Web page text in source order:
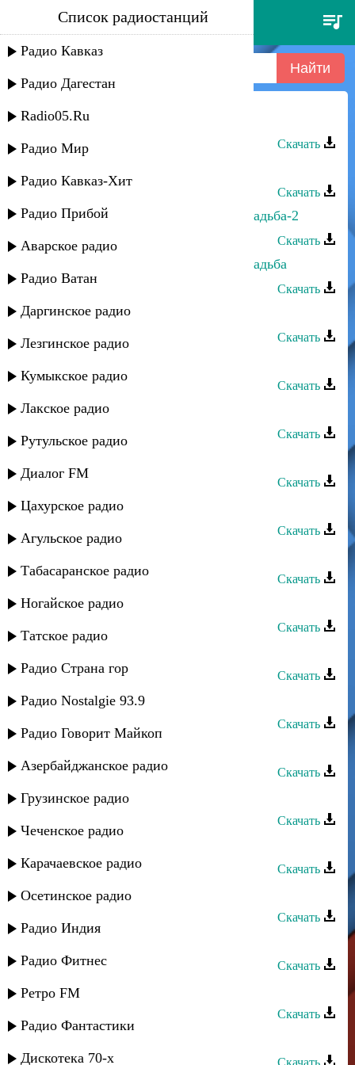
сеня рабаев - интизар
Список радиостанций
Радио Кавказ
Радио Дагестан
Radio05.Ru
Радио Мир
Радио Кавказ-Хит
Радио Прибой
Аварское радио
Радио Ватан
Даргинское радио
Лезгинское радио
Кумыкское радио
Лакское радио
Рутульское радио
Диалог FM
Цахурское радио
Агульское радио
Табасаранское радио
Ногайское радио
Татское радио
Радио Страна гор
Радио Nostalgie 93.9
Радио Говорит Майкоп
Азербайджанское радио
Грузинское радио
Чеченское радио
Карачаевское радио
Осетинское радио
Радио Индия
Радио Фитнес
Ретро FM
Радио Фантастики
Дискотека 70-х
Сеня Рабаев - Интизар
Скачать
Скачать
Сеня Рабаев - Горско-Еврейская свадьба-2
Скачать
Сеня Рабаев - Горско-Еврейская свадьба
Скачать
Сеня Рабаев - Узундара
Скачать
Скачать
Сеня Рабаев - Ана кур
Скачать
Скачать
Сеня Рабаев - Нисти нист
Скачать
Скачать
Сеня Рабаев - Мулейли
Скачать
Скачать
Сеня Рабаев - Кавказкие Евреи
Скачать
Скачать
Сеня Рабаев - Доченька+Тамада
Скачать
Скачать
Сеня Рабаев - Дедейме
Скачать
Скачать
Сеня Рабаев - Ана кур
Скачать
Сеня Рабаев - Алагез (Кеманча)
Скачать